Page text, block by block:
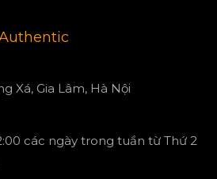
Xá, Gia Lâm, Hà Nội
các ngày trong tuần từ Thứ 2